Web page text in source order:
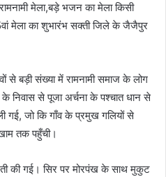
मेला,बड़े भजन का मेला किसी
मेला का शुभारंभ सक्ती जिले के जैजैपुर
से बड़ी संख्या में रामनामी समाज के लोग
निवास से पूजा अर्चना के पश्चात धान से
गई, जो कि गाँव के प्रमुख गलियों से
तक पहुँची।
की गई। सिर पर मोरपंख के साथ मुकुट